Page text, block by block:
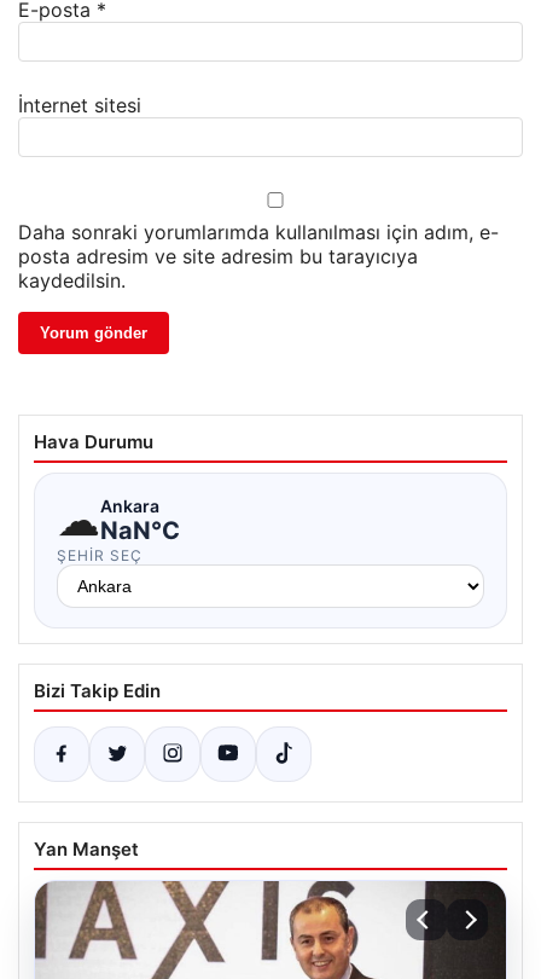
E-posta *
İnternet sitesi
Daha sonraki yorumlarımda kullanılması için adım, e-
posta adresim ve site adresim bu tarayıcıya
kaydedilsin.
Hava Durumu
☁Ankara
NaN°C
ŞEHIR SEÇ
Bizi Takip Edin
Yan Manşet